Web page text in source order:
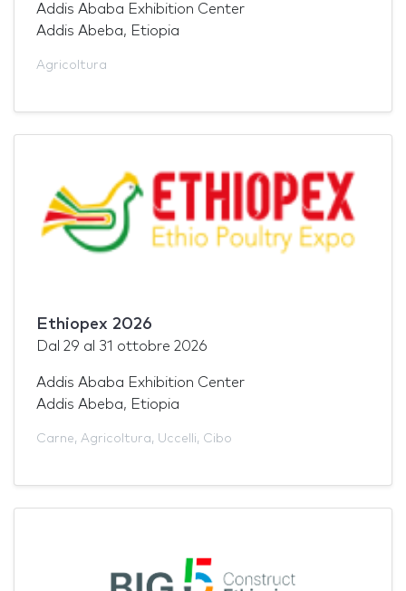
Addis Ababa Exhibition Center
Addis Abeba, Etiopia
Agricoltura
Ethiopex 2026
Dal 29 al 31 ottobre 2026
Addis Ababa Exhibition Center
Addis Abeba, Etiopia
Carne, Agricoltura, Uccelli, Cibo